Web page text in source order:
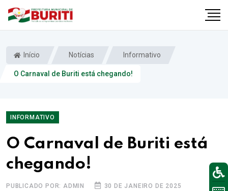
Início Notícias Informativo
O Carnaval de Buriti está chegando!
INFORMATIVO
O Carnaval de Buriti está
chegando!
PUBLICADO POR: ADMIN
30 DE JANEIRO DE 2025